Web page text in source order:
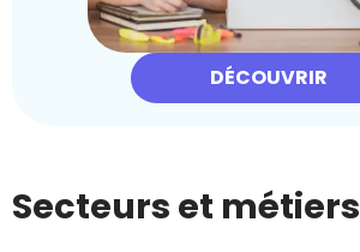
DÉCOUVRIR
Secteurs et métiers